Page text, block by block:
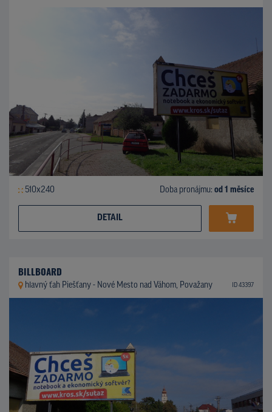
510x240 Doba pronájmu: od 1 měsíce
DETAIL
BILLBOARD
hlavný ťah Piešťany - Nové Mesto nad Váhom, Považany ID 43397